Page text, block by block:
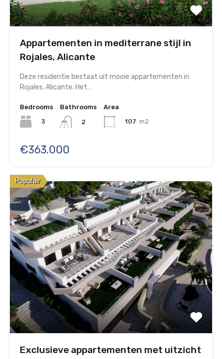
Appartementen in mediterrane stijl in
Rojales, Alicante
Deze residentie bestaat uit mooie appartementen in
Rojales, Alicante. Het…
Bedrooms
3
Bathrooms
2
Area
107 m2
€363.000
Populair
Exclusieve appartementen met uitzicht